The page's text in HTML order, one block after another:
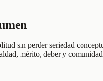
sin perder seriedad
mérito, deber y